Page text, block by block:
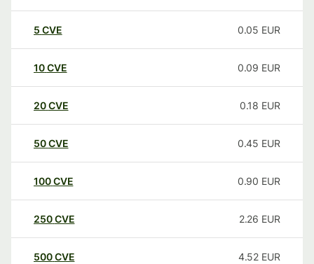
5 CVE 0.05 EUR
10CVE 0.09 EUR
20CVE 0.18 EUR
50CVE 0.45 EUR
100CVE 0.90 EUR
250CVE 2.26 EUR
500CVE 4.52 EUR